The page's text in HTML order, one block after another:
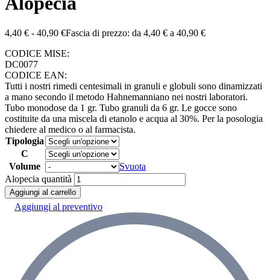
4,40 € - 40,90 €Fascia di prezzo: da 4,40 € a 40,90 €
CODICE MISE:
DC0077
CODICE EAN:
Tutti i nostri rimedi centesimali in granuli e globuli sono dinamizzati
a mano secondo il metodo Hahnemanniano nei nostri laboratori.
Tubo monodose da 1 gr. Tubo granuli da 6 gr. Le gocce sono
costituite da una miscela di etanolo e acqua al 30%. Per la posologia
chiedere al medico o al farmacista.
Tipologia
C
Volume
Svuota
Alopecia quantità
Aggiungi al carrello
Aggiungi al preventivo